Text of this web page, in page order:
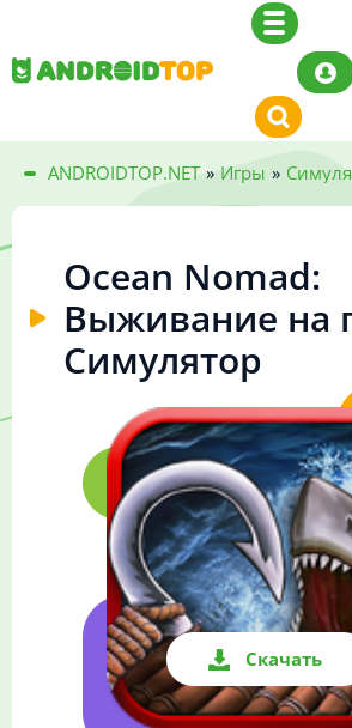
ANDROIDTOP.NET » Игры »
Ocean Nomad:
Выживание на
Симулятор
Скачать